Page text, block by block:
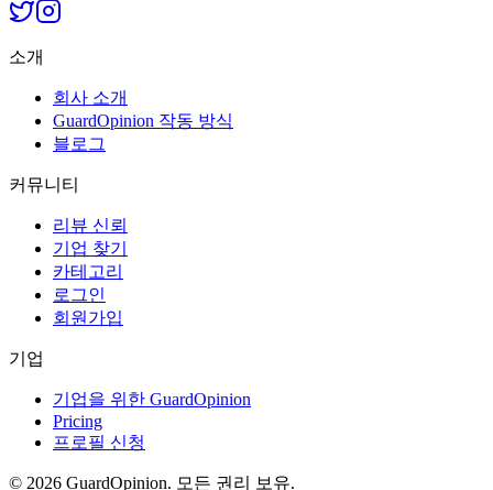
소개
회사 소개
GuardOpinion 작동 방식
블로그
커뮤니티
리뷰 신뢰
기업 찾기
카테고리
로그인
회원가입
기업
기업을 위한 GuardOpinion
Pricing
프로필 신청
© 2026 GuardOpinion. 모든 권리 보유.